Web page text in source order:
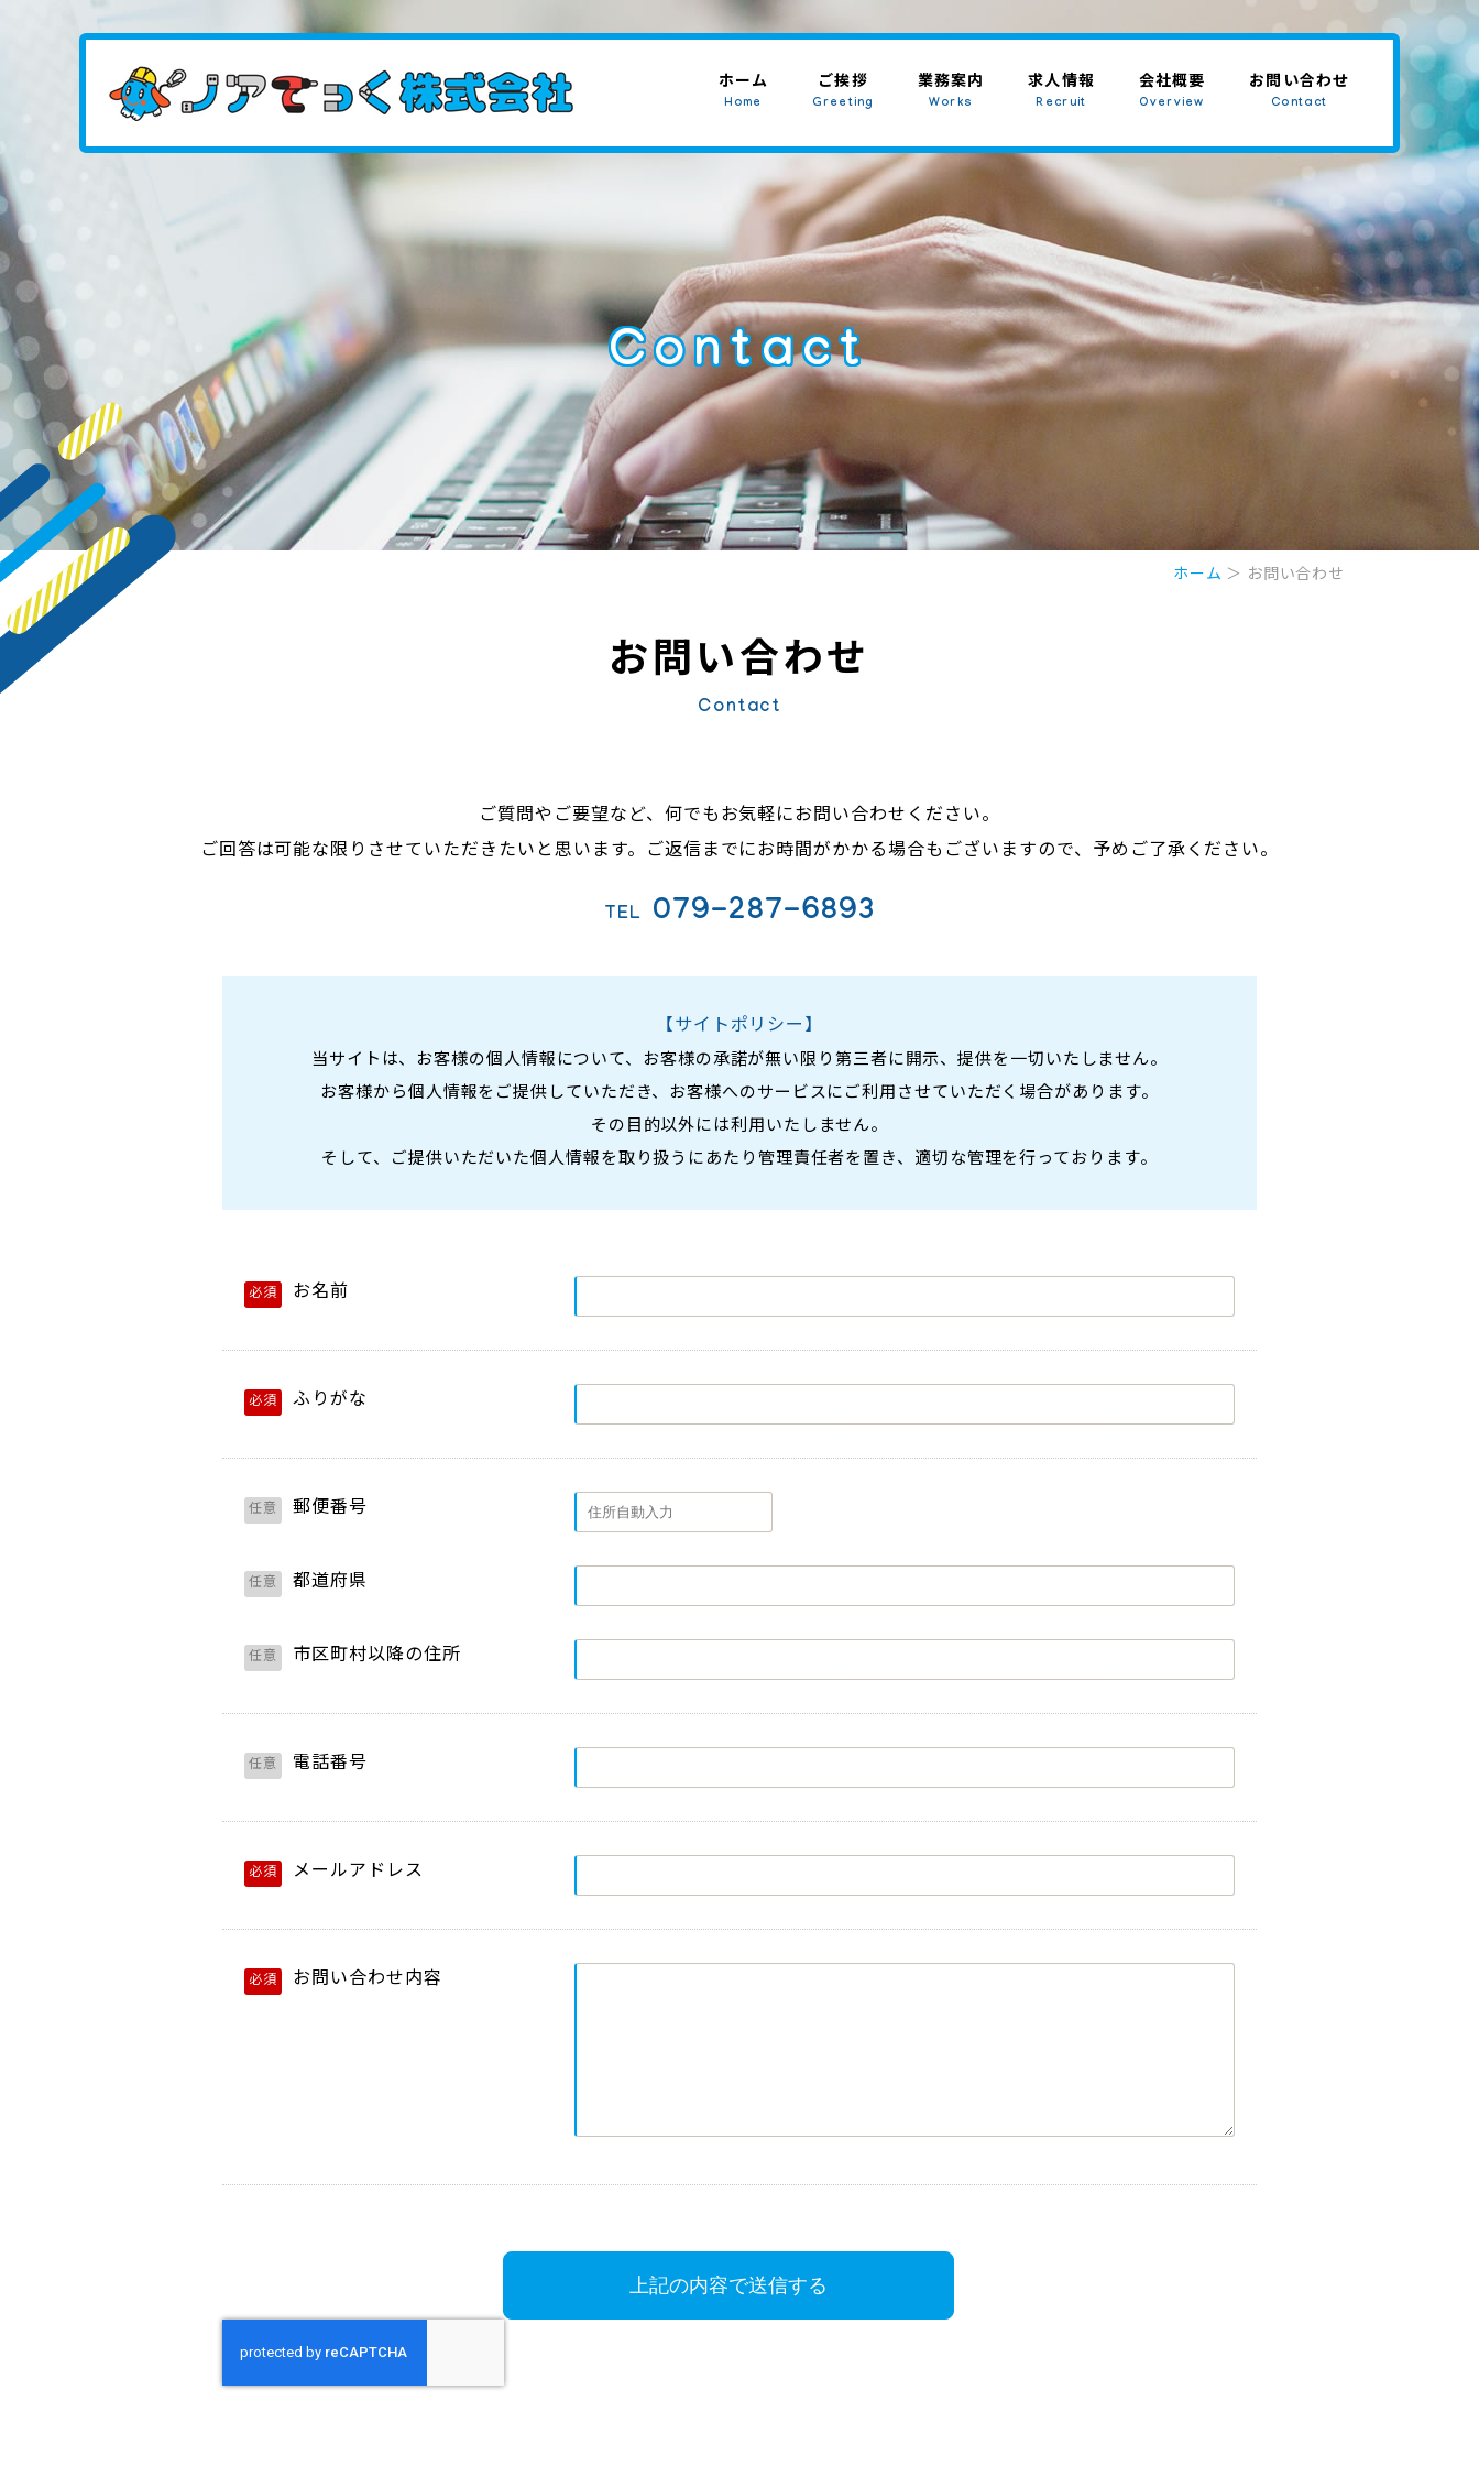
ホーム
Home
ご挨拶
Greeting
業務案内
Works
求人情報
Recruit
会社概要
Overview
お問い合わせ
Contact
Contact
ホーム ＞ お問い合わせ
お問い合わせ
Contact
ご質問やご要望など、何でもお気軽にお問い合わせください。
ご回答は可能な限りさせていただきたいと思います。ご返信までにお時間がかかる場合もございますので、予めご了承ください。
TEL 079-287-6893
【サイトポリシー】
当サイトは、お客様の個人情報について、お客様の承諾が無い限り第三者に開示、提供を一切いたしません。
お客様から個人情報をご提供していただき、お客様へのサービスにご利用させていただく場合があります。
その目的以外には利用いたしません。
そして、ご提供いただいた個人情報を取り扱うにあたり管理責任者を置き、適切な管理を行っております。
必須 お名前
必須 ふりがな
任意 郵便番号
任意 都道府県
任意 市区町村以降の住所
任意 電話番号
必須 メールアドレス
必須 お問い合わせ内容